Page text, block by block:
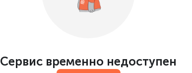
Сервис временно недоступен